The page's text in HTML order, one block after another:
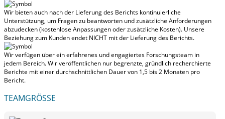
Wir bieten auch nach der Lieferung des Berichts kontinuierliche
Unterstützung, um Fragen zu beantworten und zusätzliche Anforderungen
abzudecken (kostenlose Anpassungen oder zusätzliche Kosten). Unsere
Beziehung zum Kunden endet NICHT mit der Lieferung des Berichts.
Wir verfügen über ein erfahrenes und engagiertes Forschungsteam in
jedem Bereich. Wir veröffentlichen nur begrenzte, gründlich recherchierte
Berichte miteiner durchschnittlichen Dauer von 1,5 bis 2 Monaten pro
Bericht.
TEAMGRÖSSE